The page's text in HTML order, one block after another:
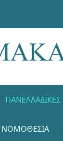
ΠΑΝΕΛΛΑΔΙΚΈΣ
ΝΟΜΟΘΕΣΊΑ